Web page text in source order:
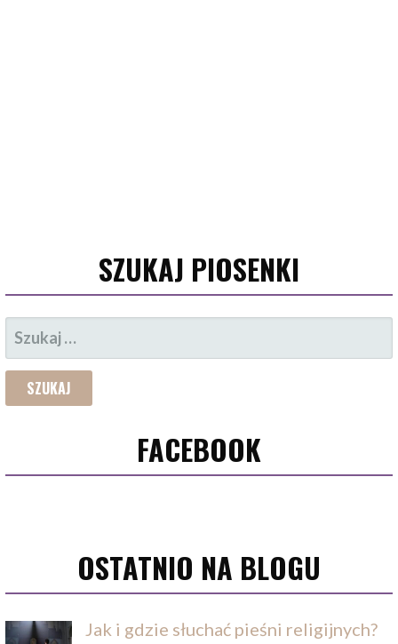
SZUKAJ PIOSENKI
SZUKAJ:
FACEBOOK
OSTATNIO NA BLOGU
Jak i gdzie słuchać pieśni religijnych?